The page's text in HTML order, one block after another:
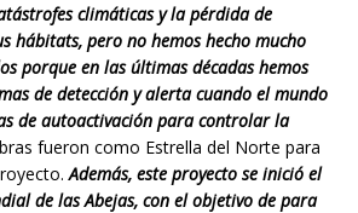
climáticas y la pérdida de
hábitats, pero no hemos hecho mucho
porque en las últimas décadas hemos
de detección y alerta cuando el mundo
de autoactivación para controlar la
fueron como Estrella del Norte para
Además, este proyecto se inició el
de las Abejas, con el objetivo de para